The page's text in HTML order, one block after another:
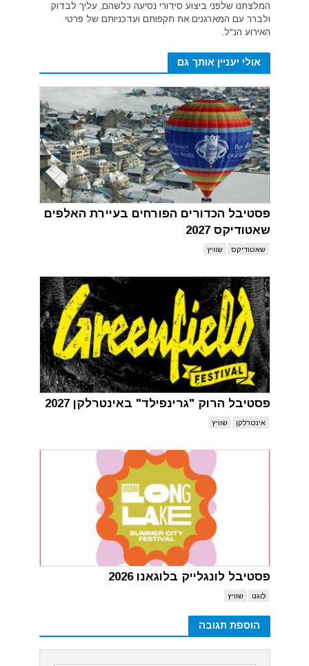
המלצתנו שלפני ביצוע סידורי נסיעה כלשהם, עליך לבדוק
ולברר עם המארגנים את תקפותם ועדכניותם של פרטי
האירוע הנ"ל.
אולי יעניין אותך גם
פסטיבל הכדורים הפורחים בעיירת האלפים
שאטודיקס 2027
שאטודיקס שוויץ
פסטיבל הרוק "גרינפילד" באינטרלקן 2027
אינטרלקן שוויץ
פסטיבל לונגלייק בלוגאנו 2026
לוגנו שוויץ
הוספת תגובה